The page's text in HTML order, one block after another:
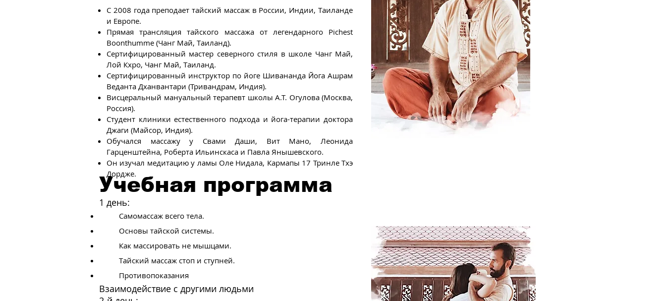
С 2008 года преподает тайский массаж в России, Индии, Таиланде
и Европе.
Прямая трансляция тайского массажа от легендарного Pichest
Boonthumme (Чанг Май, Таиланд).
Сертифицированный мастер северного стиля в школе Чанг Май,
Лой Кхро, Чанг Май, Таиланд.
Сертифицированный инструктор по йоге Шивананда Йога Ашрам
Веданта Дханвантари (Тривандрам, Индия).
Висцеральный мануальный терапевт школы А.Т. Огулова (Москва,
Россия).
Студент клиники естественного подхода и йога-терапии доктора
Джаги (Майсор, Индия).
Обучался массажу у Свами Даши, Вит Мано, Леонида
Гарценштейна, Роберта Ильинскаса и Павла Янышевского.
Он изучал медитацию у ламы Оле Нидала, Кармапы 17 Тринле Тхэ
Дордже.
Учебная программа
1 день:
Самомассаж всего тела.
Основы тайской системы.
Как массировать не мышцами.
Тайский массаж стоп и ступней.
Противопоказания
Взаимодействие с другими людьми